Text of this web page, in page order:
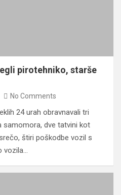
pirotehniko, starše
No Comments
24 urah obravnavali tri
samomora, dve tatvini kot
štiri poškodbe vozil s
vozila…